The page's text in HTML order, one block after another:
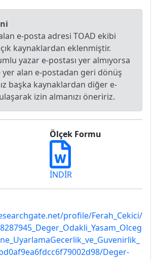
e-posta adresi TOAD ekibi
kaynaklardan eklenmiştir.
yazar e-postası yer almıyorsa
yer alan e-postadan geri dönüş
başka kaynaklardan diğer e-
izin almanızı öneririz.
Ölçek Formu
İNDİR
profile/Ferah_Cekici/
Deger-